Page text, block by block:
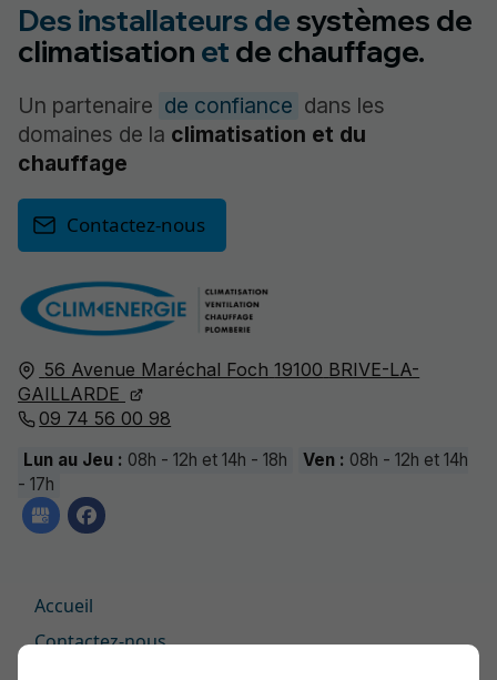
56 Avenue Maréchal Foch 19100 BRIVE-LA-
GAILLARDE
09 74 56 00 98
Lun au Jeu : 08h - 12h et 14h - 18h Ven : 08h - 12h et 14h
- 17h
Accueil
Contactez-nous
Des installateurs desystèmes de
climatisation et de chauffage.
Un partenaire de confiance dans les
domaines de la climatisation et du
chauffage
Contactez-nous